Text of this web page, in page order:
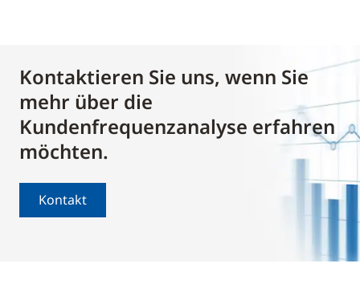
Kontaktieren Sie uns, wenn Sie
mehr über die
Kundenfrequenzanalyse erfahren
möchten.
Kontakt